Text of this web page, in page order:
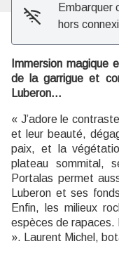
Embarquer
hors
Immersion
de la garrigue et
Luberon…
« J’adore le
et leur beauté,
paix, et la
plateau sommital,
Portalas permet
Luberon et ses
Enfin, les milieux
espèces de rapaces.
». Laurent Michel,